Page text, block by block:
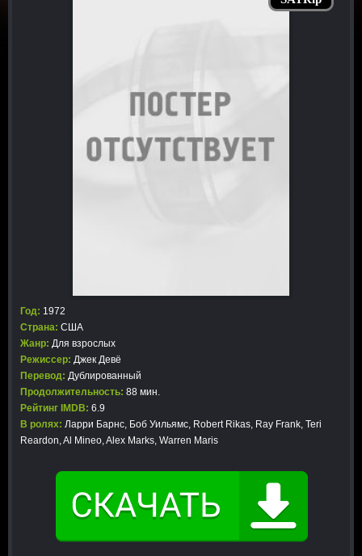
Год: 1972
Страна: США
Жанр: Для взрослых
Режиссер: Джек Девё
Перевод: Дублированный
Продолжительность: 88 мин.
Рейтинг IMDB: 6.9
В ролях: Ларри Барнс, Боб Уильямс, Robert Rikas, Ray Frank, Teri
Reardon, Al Mineo, Alex Marks, Warren Maris